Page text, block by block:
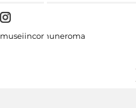
museiincomuneroma